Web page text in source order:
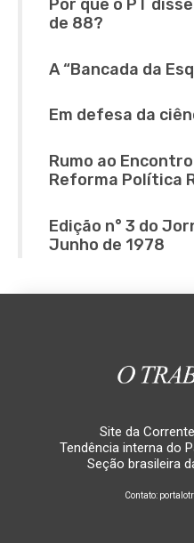
Por que o PT
de 88?
A “Bancada da
Em defesa da
Rumo ao
Reforma Política
Edição n° 3 do
Junho de 1978
Site da
Tendência interna do
Seção brasileira
Contato: